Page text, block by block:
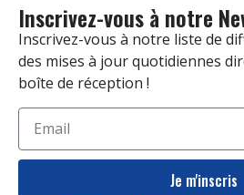
Inscrivez-vous à notre
Inscrivez-vous à notre liste de
des mises à jour quotidiennes
boîte de réception !
Je m'inscris